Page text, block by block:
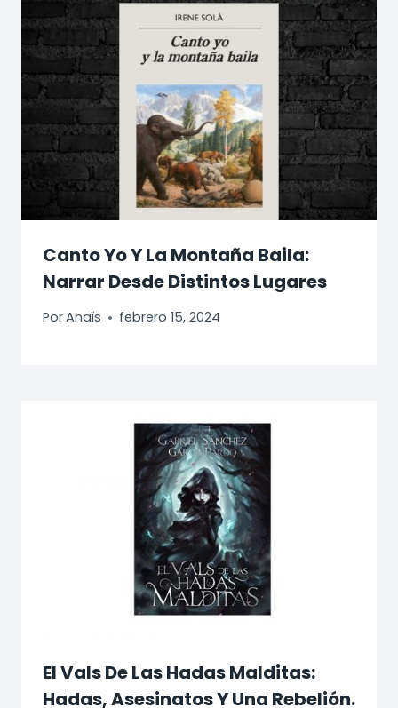
Canto Yo Y La Montaña Baila:
Narrar Desde Distintos Lugares
PorAnaïs febrero 15, 2024
El Vals De Las Hadas Malditas:
Hadas, Asesinatos Y Una Rebelión.